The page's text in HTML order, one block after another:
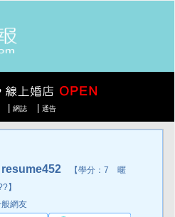
網誌 通告
【學分：7 暱
】
網友